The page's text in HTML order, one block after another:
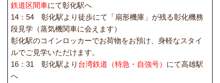
鉄道区間車にて彰化駅へ
14：54 彰化駅より徒歩にて「扇形機庫」が残る彰化機務
段見学（蒸気機関車に会えます）
彰化駅のコインロッカーでお荷物をお預け、身軽なスタイ
ルでご見学いただけます。
16：31 彰化駅より 台湾鉄道（特急・自強号） にて高雄駅
へ